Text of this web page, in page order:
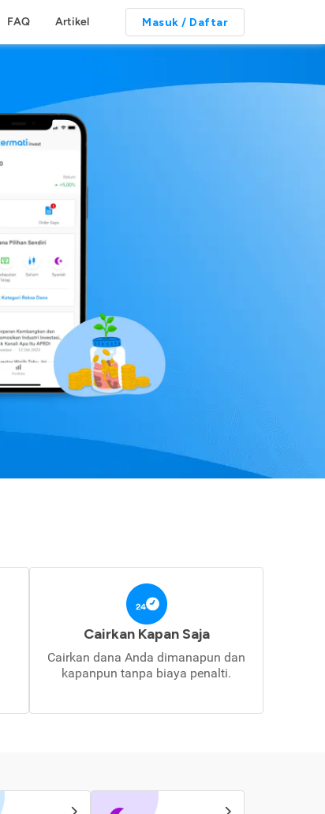
FAQ Artikel Masuk / Daftar
Cairkan Kapan Saja
Cairkan dana Anda dimanapun dan
kapanpun tanpa biaya penalti.